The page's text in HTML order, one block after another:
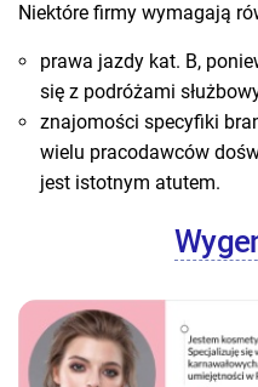
Niektóre firmy wymagają
prawa jazdy kat. B,
się z podróżami
znajomości specyfiki
wielu pracodawców
jest istotnym atutem.